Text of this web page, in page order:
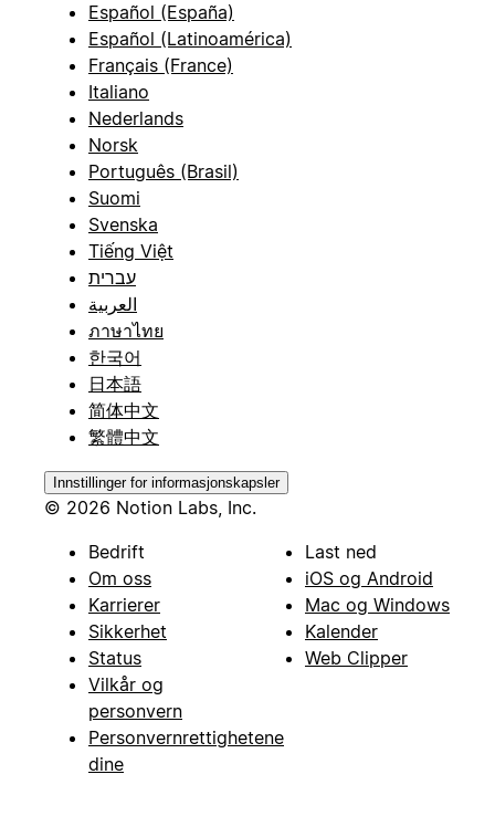
Español (España)
Español (Latinoamérica)
Français (France)
Italiano
Nederlands
Norsk
Português (Brasil)
Suomi
Svenska
Tiếng Việt
עברית
العربية
ภาษาไทย
한국어
日本語
简体中文
繁體中文
Innstillinger for informasjonskapsler
© 2026 Notion Labs, Inc.
Bedrift
Om oss
Karrierer
Sikkerhet
Status
Vilkår og
personvern
Personvernrettighetene
dine
Last ned
iOS og Android
Mac og Windows
Kalender
Web Clipper